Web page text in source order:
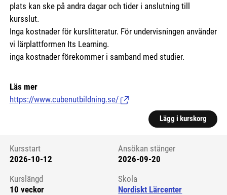
plats kan ske på andra dagar och tider i anslutning till
kursslut.
Inga kostnader för kurslitteratur. För undervisningen använder
vi lärplattformen Its Learning.
inga kostnader förekommer i samband med studier.
Läs mer
https://www.cubenutbildning.se/ (Länk till extern sida.)
Lägg i kurskorg
Kursstart 6249177
Kursstart
2026-10-12
Ansökan stänger
2026-09-20
Kurslängd
10 veckor
Skola
Nordiskt Lärcenter